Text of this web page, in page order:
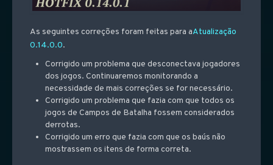
As seguintes correções foram feitas para aAtualização
0.14.0.0.
Corrigido um problema que desconectava jogadores
dos jogos. Continuaremos monitorando a
necessidade de mais correções se for necessário.
Corrigido um problema que fazia com que todos os
jogos de Campos de Batalha fossem considerados
derrotas.
Corrigido um erro que fazia com que os baús não
mostrassem os itens de forma correta.